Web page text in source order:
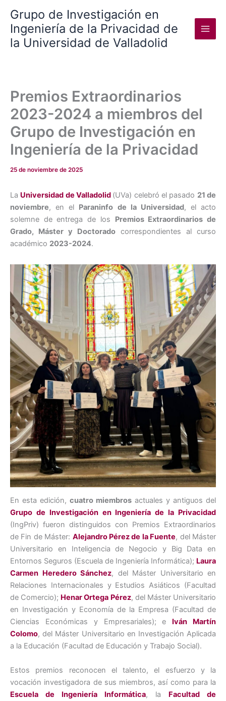
contenido
Grupo de Investigación en
Ingeniería de la Privacidad de
la Universidad de Valladolid
Premios Extraordinarios
2023-2024 a miembros del
Grupo de Investigación en
Ingeniería de la Privacidad
25 de noviembre de 2025
La Universidad de Valladolid (UVa) celebró el pasado 21 de
noviembre, en el Paraninfo de la Universidad, el acto
solemne de entrega de los Premios Extraordinarios de
Grado, Máster y Doctorado correspondientes al curso
académico 2023-2024.
En esta edición, cuatro miembros actuales y antiguos del
Grupo de Investigación en Ingeniería de la Privacidad
(IngPriv) fueron distinguidos con Premios Extraordinarios
de Fin de Máster: Alejandro Pérez de la Fuente, del Máster
Universitario en Inteligencia de Negocio y Big Data en
Entornos Seguros (Escuela de Ingeniería Informática); Laura
Carmen Heredero Sánchez, del Máster Universitario en
Relaciones Internacionales y Estudios Asiáticos (Facultad
de Comercio); Henar Ortega Pérez, del Máster Universitario
en Investigación y Economía de la Empresa (Facultad de
Ciencias Económicas y Empresariales); e Iván Martín
Colomo, del Máster Universitario en Investigación Aplicada
a la Educación (Facultad de Educación y Trabajo Social).
Estos premios reconocen el talento, el esfuerzo y la
vocación investigadora de sus miembros, así como para la
Escuela de Ingeniería Informática, la Facultad de